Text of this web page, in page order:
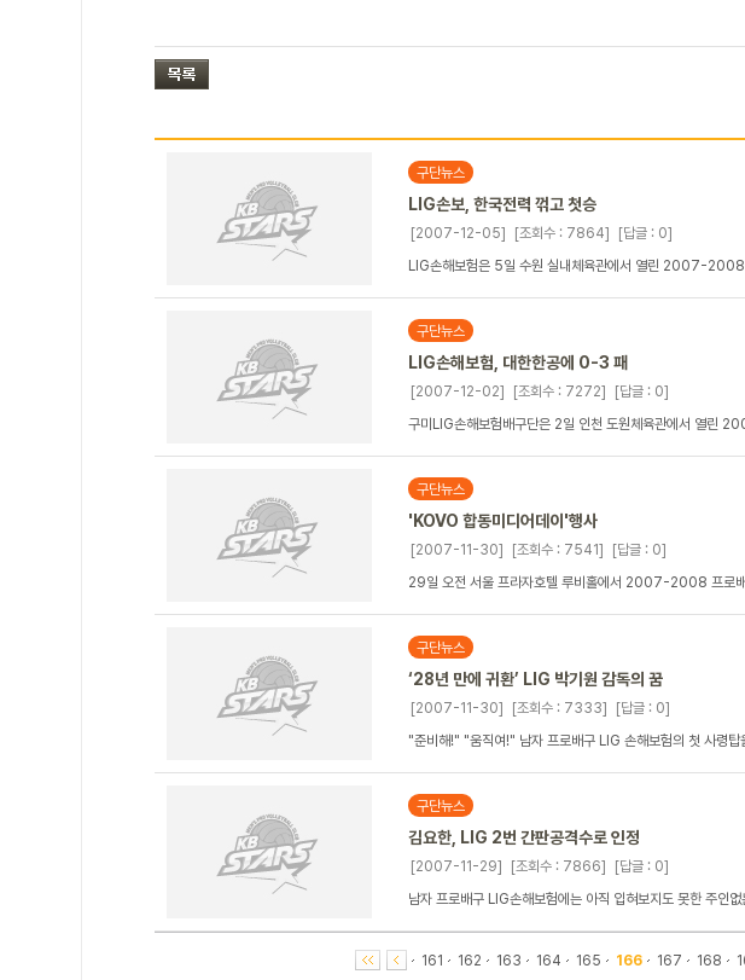
구단뉴스
LIG손보, 한국전력 꺾고 첫승
[2007-12-05] [조회수 : 7864]
[답글 : 0]
LIG손해보험은 5일 수원 실내체육관에서 열린 2007-2008
구단뉴스
LIG손해보험, 대한한공에 0-3 패
[2007-12-02] [조회수 : 7272]
[답글 : 0]
구미LIG손해보험배구단은 2일 인천 도원체육관에서 열린
구단뉴스
'KOVO 합동미디어데이'행사
[2007-11-30] [조회수 : 7541]
[답글 : 0]
29일 오전 서울 프라자호텔 루비홀에서 2007-2008 프로배
구단뉴스
‘28년 만에 귀환’ LIG 박기원 감독의 꿈
[2007-11-30] [조회수 : 7333]
[답글 : 0]
"준비해!" "움직여!" 남자 프로배구 LIG 손해보험의 첫 사령탑
구단뉴스
김요한, LIG 2번 간판공격수로 인정
[2007-11-29] [조회수 : 7866]
[답글 : 0]
남자 프로배구 LIG손해보험에는 아직 입혀보지도 못한 주인
161 162 163 164 165 166 167 168